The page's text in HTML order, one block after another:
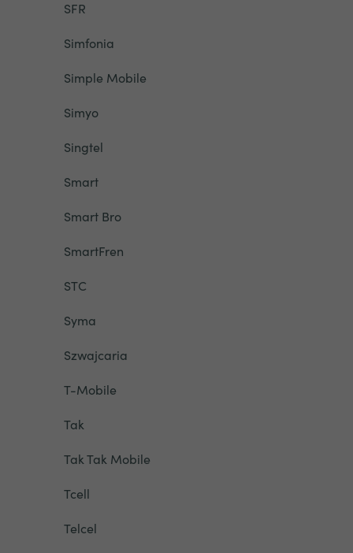
SFR
Simfonia
Simple Mobile
Simyo
Singtel
Smart
Smart Bro
SmartFren
STC
Syma
Szwajcaria
T-Mobile
Tak
Tak Tak Mobile
Tcell
Telcel